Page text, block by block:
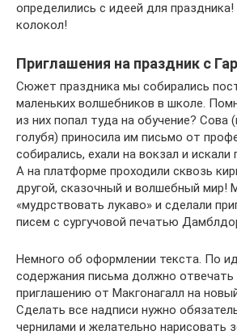
определились с идеей для праздника!
колокол!
Приглашения на праздник с
Сюжет праздника мы собирались
маленьких волшебников в школе.
из них попал туда на обучение? Сова
голубя) приносила им письмо от
собирались, ехали на вокзал и искали
А на платформе проходили сквозь
другой, сказочный и волшебный мир!
«мудрствовать лукаво» и сделали
писем с сургучовой печатью
Немного об оформлении текста. По
содержания письма должно
приглашению от Макгонагалл на
Сделать все надписи нужно
чернилами и желательно нарисовать